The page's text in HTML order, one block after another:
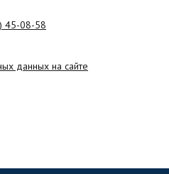
45-08-58
данных на сайте